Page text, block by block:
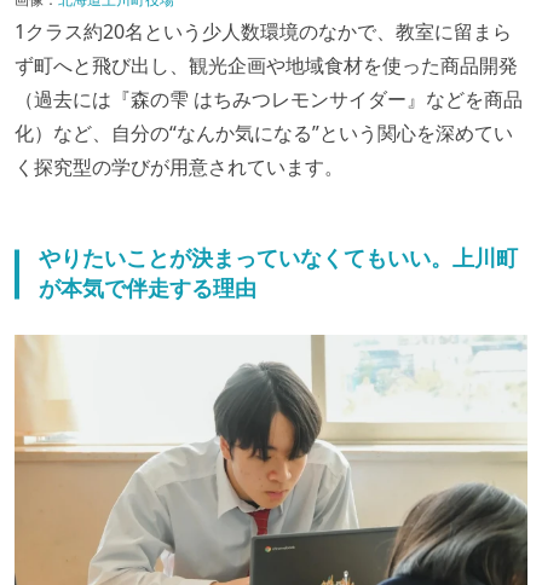
1クラス約20名という少人数環境のなかで、教室に留まら
ず町へと飛び出し、観光企画や地域食材を使った商品開発
（過去には『森の雫 はちみつレモンサイダー』などを商品
化）など、自分の“なんか気になる”という関心を深めてい
く探究型の学びが用意されています。
やりたいことが決まっていなくてもいい。上川町
が本気で伴走する理由